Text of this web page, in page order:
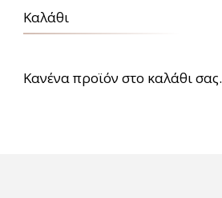
Καλάθι
Κανένα προϊόν στο καλάθι σας.